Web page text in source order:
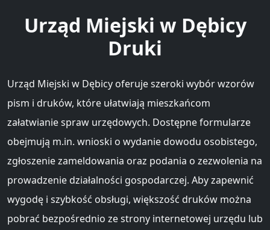
Urząd Miejski w Dębicy
Druki
Urząd Miejski w Dębicy oferuje szeroki wybór wzorów
pism i druków, które ułatwiają mieszkańcom
załatwianie spraw urzędowych. Dostępne formularze
obejmują m.in. wnioski o wydanie dowodu osobistego,
zgłoszenie zameldowania oraz podania o zezwolenia na
prowadzenie działalności gospodarczej. Aby zapewnić
wygodę i szybkość obsługi, większość druków można
pobrać bezpośrednio ze strony internetowej urzędu lub